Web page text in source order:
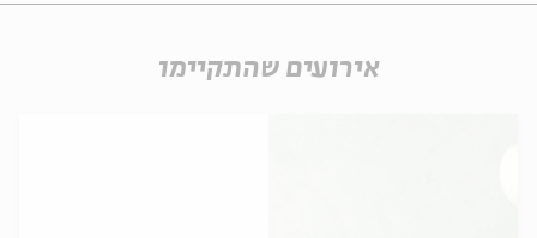
אירועים שהתקיימו